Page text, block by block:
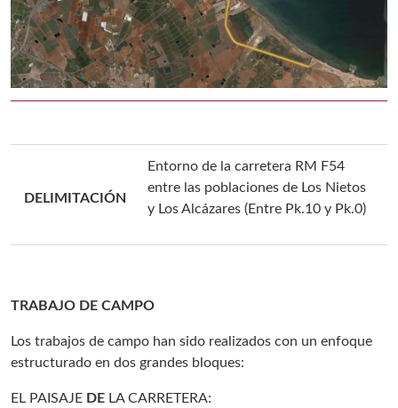
DELIMITACIÓN
Entorno de la carretera RM F54
entre las poblaciones de Los Nietos
y Los Alcázares (Entre Pk.10 y Pk.0)
TRABAJO DE CAMPO
Los trabajos de campo han sido realizados con un enfoque
estructurado en dos grandes bloques:
EL PAISAJE DE LA CARRETERA: